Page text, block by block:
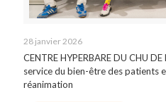
28 janvier 2026
CENTRE HYPERBARE DU CHU
service du bien-être des patients
réanimation